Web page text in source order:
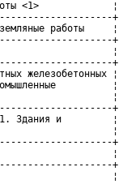
<1>             ¦
+
работы     ¦
+
¦
+
железобетонных ¦
¦
¦
+
1. Здания и         ¦
¦
+
¦
+
¦